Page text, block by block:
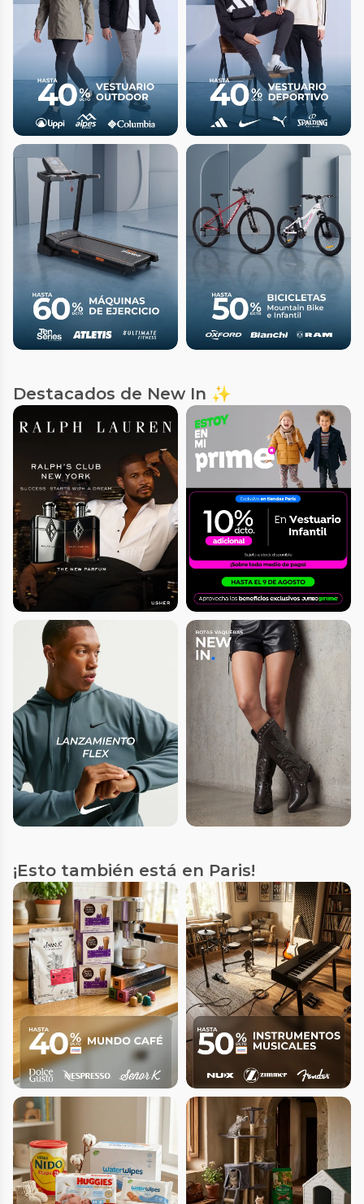
Destacados de New In ✨
¡Esto también está en Paris!